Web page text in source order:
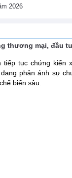
2026
thương mại, đầu
tiếp tục chứng kiến
phản ánh sự
biến sâu.